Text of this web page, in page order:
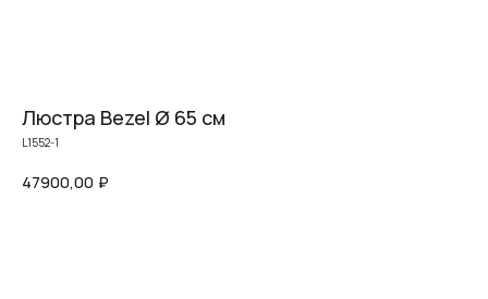
Люстра Bezel Ø 65 см
L1552-1
47900,00 ₽